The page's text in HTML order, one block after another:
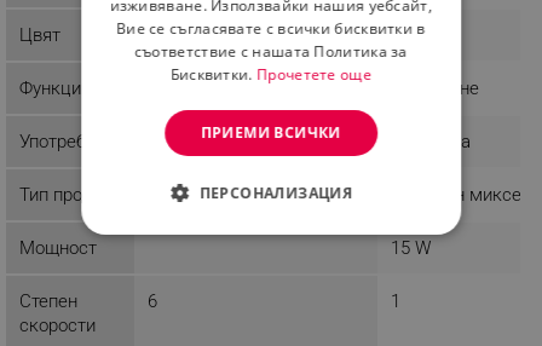
Цвят Сребрист Черен
Функции Разбиване
Употреба Домашна Домашна
Тип продукт Планетарен миксер Мобилен миксер
Мощност 15 W
Степен
скорости
6 1
изживяване. Използвайки нашия уебсайт,
Вие се съгласявате с всички бисквитки в
съответствие с нашата Политика за
Бисквитки. Прочетете още
ПРИЕМИ ВСИЧКИ
ПЕРСОНАЛИЗАЦИЯ
СТРОГО НЕОБХОДИМО